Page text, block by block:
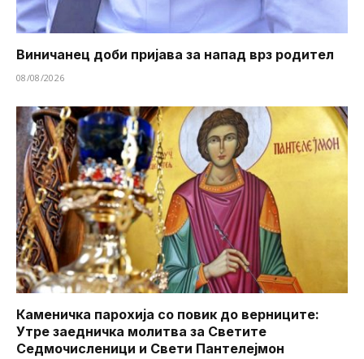
Виничанец доби пријава за напад врз родител
08/08/2026
Каменичка парохија со повик до верниците:
Утре заедничка молитва за Светите
Седмочисленици и Свети Пантелејмон